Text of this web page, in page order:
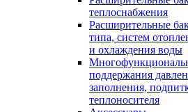
теплоснабжения
Расширительные
типа, систем
и охлаждения воды
поддержания
заполнения,
теплоносителя